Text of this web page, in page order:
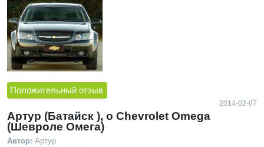
Положительный отзыв
2014-02-07
Артур (Батайск ), о Chevrolet Omega
(Шевроле Омега)
Автор: Артур